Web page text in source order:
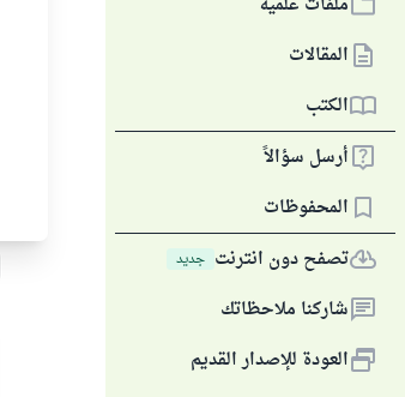
المقالات
الكتب
أرسل سؤالاً
المحفوظات
تصفح دون انترنت جديد
شاركنا ملاحظاتك
العودة للإصدار القديم